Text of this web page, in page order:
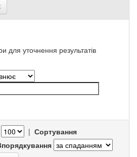
для уточнення результатів
| Сортування